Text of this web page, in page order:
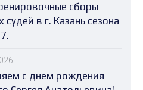
сборы
судей в г. Казань сезона
с днем рождения